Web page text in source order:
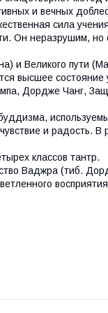
и вечных
сила
Он неразрушим, но
и Великого пути
высшее
Дордже Чанг,
и радость. В
классов тантр.
Ваджра (тиб.